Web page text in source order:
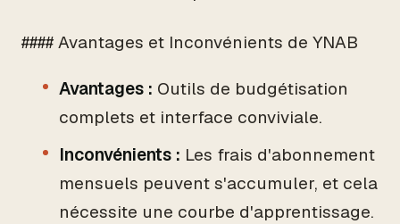
#### Avantages et Inconvénients de YNAB
Avantages : Outils de budgétisation
complets et interface conviviale.
Inconvénients : Les frais d'abonnement
mensuels peuvent s'accumuler, et cela
nécessite une courbe d'apprentissage.